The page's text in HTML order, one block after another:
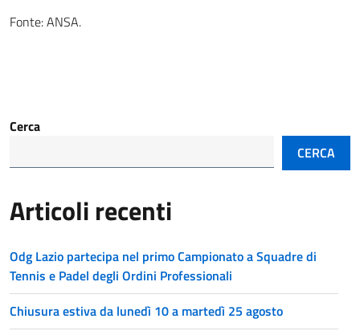
Fonte: ANSA.
Cerca
CERCA
Articoli recenti
Odg Lazio partecipa nel primo Campionato a Squadre di
Tennis e Padel degli Ordini Professionali
Chiusura estiva da lunedì 10 a martedì 25 agosto